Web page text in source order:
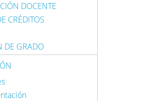
DOCENTE
CRÉDITOS
DE GRADO